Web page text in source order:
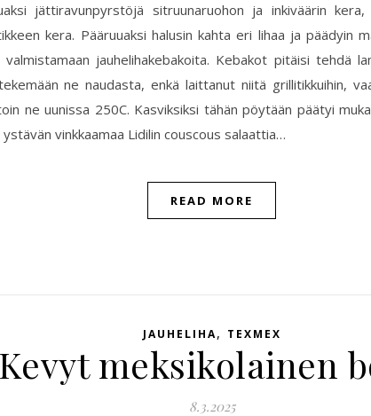
jättiravunpyrstöjä sitruunaruohon ja inkiväärin
kera. Pääruuaksi halusin kahta eri lihaa ja päädyin
jauhelihakebakoita. Kebakot pitäisi tehdä
ne naudasta, enkä laittanut niitä grillitikkuihin,
ne uunissa 250C. Kasviksiksi tähän pöytään päätyi
vinkkaamaa Lidilin couscous salaattia…
READ MORE
JAUHELIHA, TEXMEX
Kevyt meksikolainen
8.3.2025